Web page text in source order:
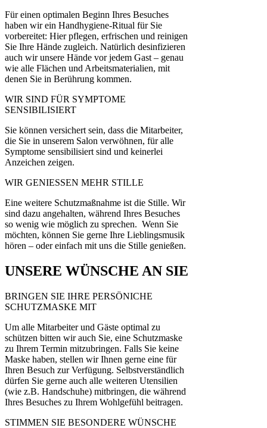
Für einen optimalen Beginn Ihres Besuches
haben wir ein Handhygiene-Ritual für Sie
vorbereitet: Hier pflegen, erfrischen und reinigen
Sie Ihre Hände zugleich. Natürlich desinfizieren
auch wir unsere Hände vor jedem Gast – genau
wie alle Flächen und Arbeitsmaterialien, mit
denen Sie in Berührung kommen.
WIR SIND FÜR SYMPTOME
SENSIBILISIERT
Sie können versichert sein, dass die Mitarbeiter,
die Sie in unserem Salon verwöhnen, für alle
Symptome sensibilisiert sind und keinerlei
Anzeichen zeigen.
WIR GENIESSEN MEHR STILLE
Eine weitere Schutzmaßnahme ist die Stille. Wir
sind dazu angehalten, während Ihres Besuches
so wenig wie möglich zu sprechen. Wenn Sie
möchten, können Sie gerne Ihre Lieblingsmusik
hören – oder einfach mit uns die Stille genießen.
UNSERE WÜNSCHE AN SIE
BRINGEN SIE IHRE PERSÖNICHE
SCHUTZMASKE MIT
Um alle Mitarbeiter und Gäste optimal zu
schützen bitten wir auch Sie, eine Schutzmaske
zu Ihrem Termin mitzubringen. Falls Sie keine
Maske haben, stellen wir Ihnen gerne eine für
Ihren Besuch zur Verfügung. Selbstverständlich
dürfen Sie gerne auch alle weiteren Utensilien
(wie z.B. Handschuhe) mitbringen, die während
Ihres Besuches zu Ihrem Wohlgefühl beitragen.
STIMMEN SIE BESONDERE WÜNSCHE